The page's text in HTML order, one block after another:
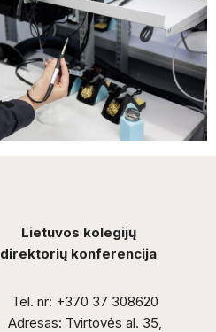
Lietuvos kolegijų
direktorių konferencija
Tel. nr: +370 37 308620
Adresas: Tvirtovės al. 35,